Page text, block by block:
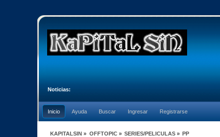
Noticias:
Inicio Ayuda Buscar Ingresar Registrarse
KAPITALSIN » OFFTOPIC» SERIES/PELICULAS» PP